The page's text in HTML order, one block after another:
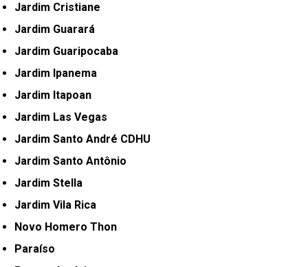
Jardim Cristiane
Jardim Guarará
Jardim Guaripocaba
Jardim Ipanema
Jardim Itapoan
Jardim Las Vegas
Jardim Santo André CDHU
Jardim Santo Antônio
Jardim Stella
Jardim Vila Rica
Novo Homero Thon
Paraíso